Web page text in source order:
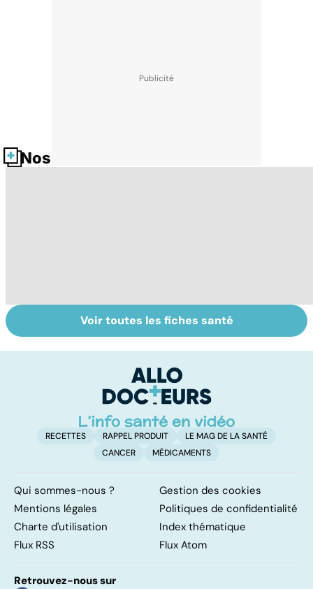
Nos fiches santé
Le lupus, une
maladie
Anémie :
symptômes,
traitements
Voir toutes les fiches santé
RECETTES RAPPEL PRODUIT
LE MAG DE LA SANTÉ
CANCER
MÉDICAMENTS
Qui sommes-nous ?
Gestion des cookies
Mentions légales
Politiques de confidentialité
Charte d'utilisation
Index thématique
Flux RSS
Flux Atom
Retrouvez-nous sur